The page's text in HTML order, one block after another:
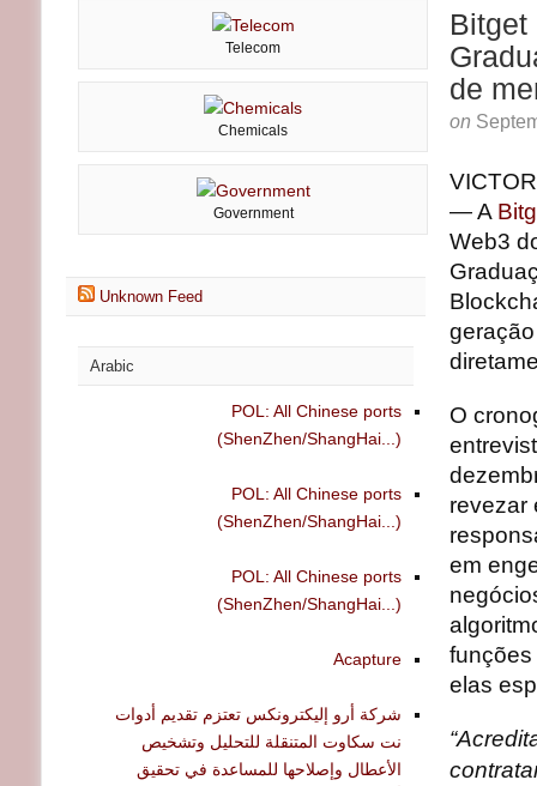
Bitget
de
on
— A
Web3
O
revezar
em
elas
Telecom
Chemicals
Government
Unknown Feed
Arabic
POL: All Chinese ports
(ShenZhen/ShangHai...)
POL: All Chinese ports
(ShenZhen/ShangHai...)
POL: All Chinese ports
(ShenZhen/ShangHai...)
Acapture
شركة أرو إليكترونكس تعتزم تقديم أدوات
نت سكاوت المتنقلة للتحليل وتشخيص
الأعطال وإصلاحها للمساعدة في تحقيق